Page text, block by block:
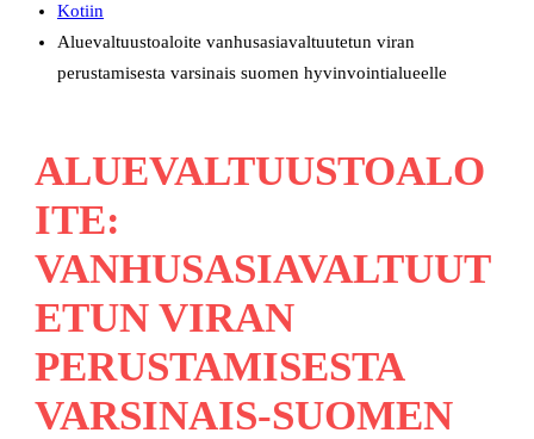
Kotiin
Aluevaltuustoaloite vanhusasiavaltuutetun viran
perustamisesta varsinais suomen hyvinvointialueelle
ALUEVALTUUSTOALO
ITE:
VANHUSASIAVALTUUT
ETUN VIRAN
PERUSTAMISESTA
VARSINAIS-SUOMEN